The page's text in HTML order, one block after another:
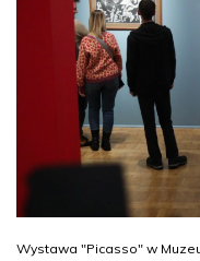
Wystawa "Picasso" w